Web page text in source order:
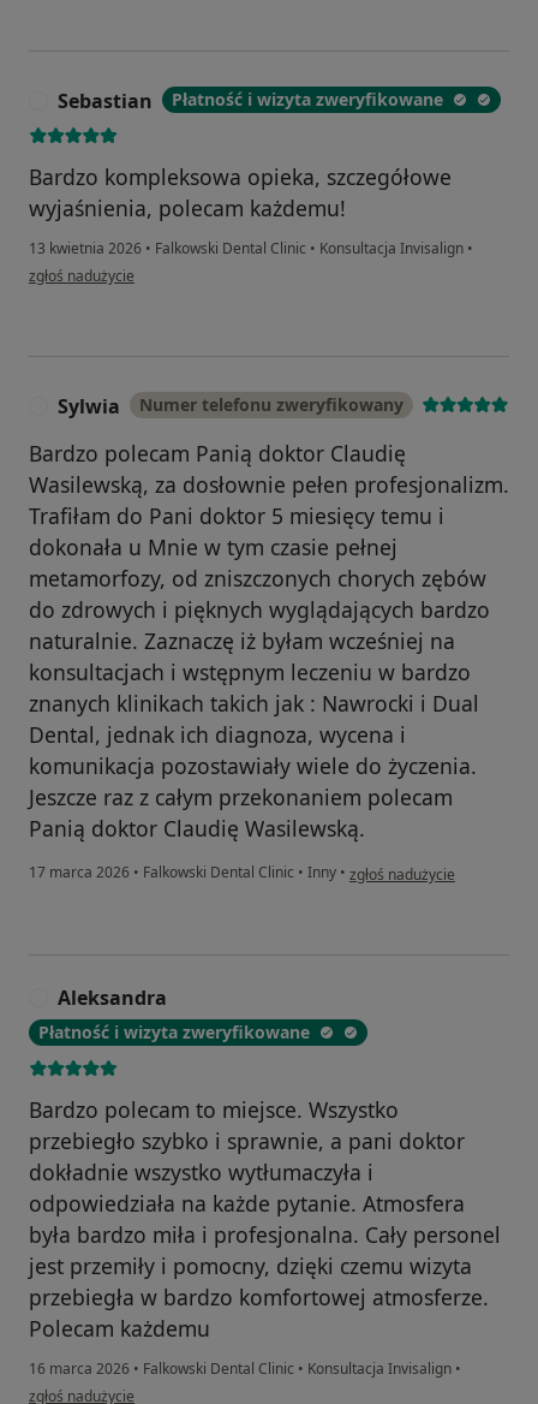
Sebastian Płatność i wizyta zweryfikowane
Bardzo kompleksowa opieka, szczegółowe
wyjaśnienia, polecam każdemu!
13 kwietnia 2026 • Falkowski Dental Clinic • Konsultacja Invisalign •
w opinii użytkownika Sebastian
zgłoś nadużycie
Sylwia Numer telefonu zweryfikowany
Bardzo polecam Panią doktor Claudię
Wasilewską, za dosłownie pełen profesjonalizm.
Trafiłam do Pani doktor 5 miesięcy temu i
dokonała u Mnie w tym czasie pełnej
metamorfozy, od zniszczonych chorych zębów
do zdrowych i pięknych wyglądających bardzo
naturalnie. Zaznaczę iż byłam wcześniej na
konsultacjach i wstępnym leczeniu w bardzo
znanych klinikach takich jak : Nawrocki i Dual
Dental, jednak ich diagnoza, wycena i
komunikacja pozostawiały wiele do życzenia.
Jeszcze raz z całym przekonaniem polecam
Panią doktor Claudię Wasilewską.
17 marca 2026 • Falkowski Dental Clinic • Inny • w opinii użytkownika Sylwia
zgłoś nadużycie
Aleksandra
Płatność i wizyta zweryfikowane
Bardzo polecam to miejsce. Wszystko
przebiegło szybko i sprawnie, a pani doktor
dokładnie wszystko wytłumaczyła i
odpowiedziała na każde pytanie. Atmosfera
była bardzo miła i profesjonalna. Cały personel
jest przemiły i pomocny, dzięki czemu wizyta
przebiegła w bardzo komfortowej atmosferze.
Polecam każdemu
16 marca 2026 • Falkowski Dental Clinic • Konsultacja Invisalign •
w opinii użytkownika Aleksandra
zgłoś nadużycie